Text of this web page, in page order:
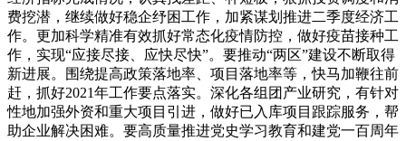
费挖潜，继续做好稳企纾困工作，加紧谋划推进二季度经济工
作。更加科学精准有效抓好常态化疫情防控，做好疫苗接种工
作，实现“应接尽接、应快尽快”。要推动“两区”建设不断取得
新进展。围绕提高政策落地率、项目落地率等，快马加鞭往前
赶，抓好2021年工作要点落实。深化各组团产业研究，有针对
性地加强外资和重大项目引进，做好已入库项目跟踪服务，帮
助企业解决困难。要高质量推进党史学习教育和建党一百周年